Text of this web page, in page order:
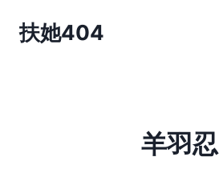
扶她404
羊羽忍